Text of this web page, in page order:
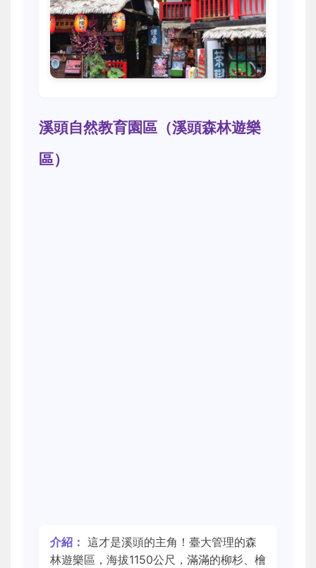
溪頭自然教育園區（溪頭森林遊樂
區）
介紹： 這才是溪頭的主角！臺大管理的森
林遊樂區，海拔1150公尺，滿滿的柳杉、檜